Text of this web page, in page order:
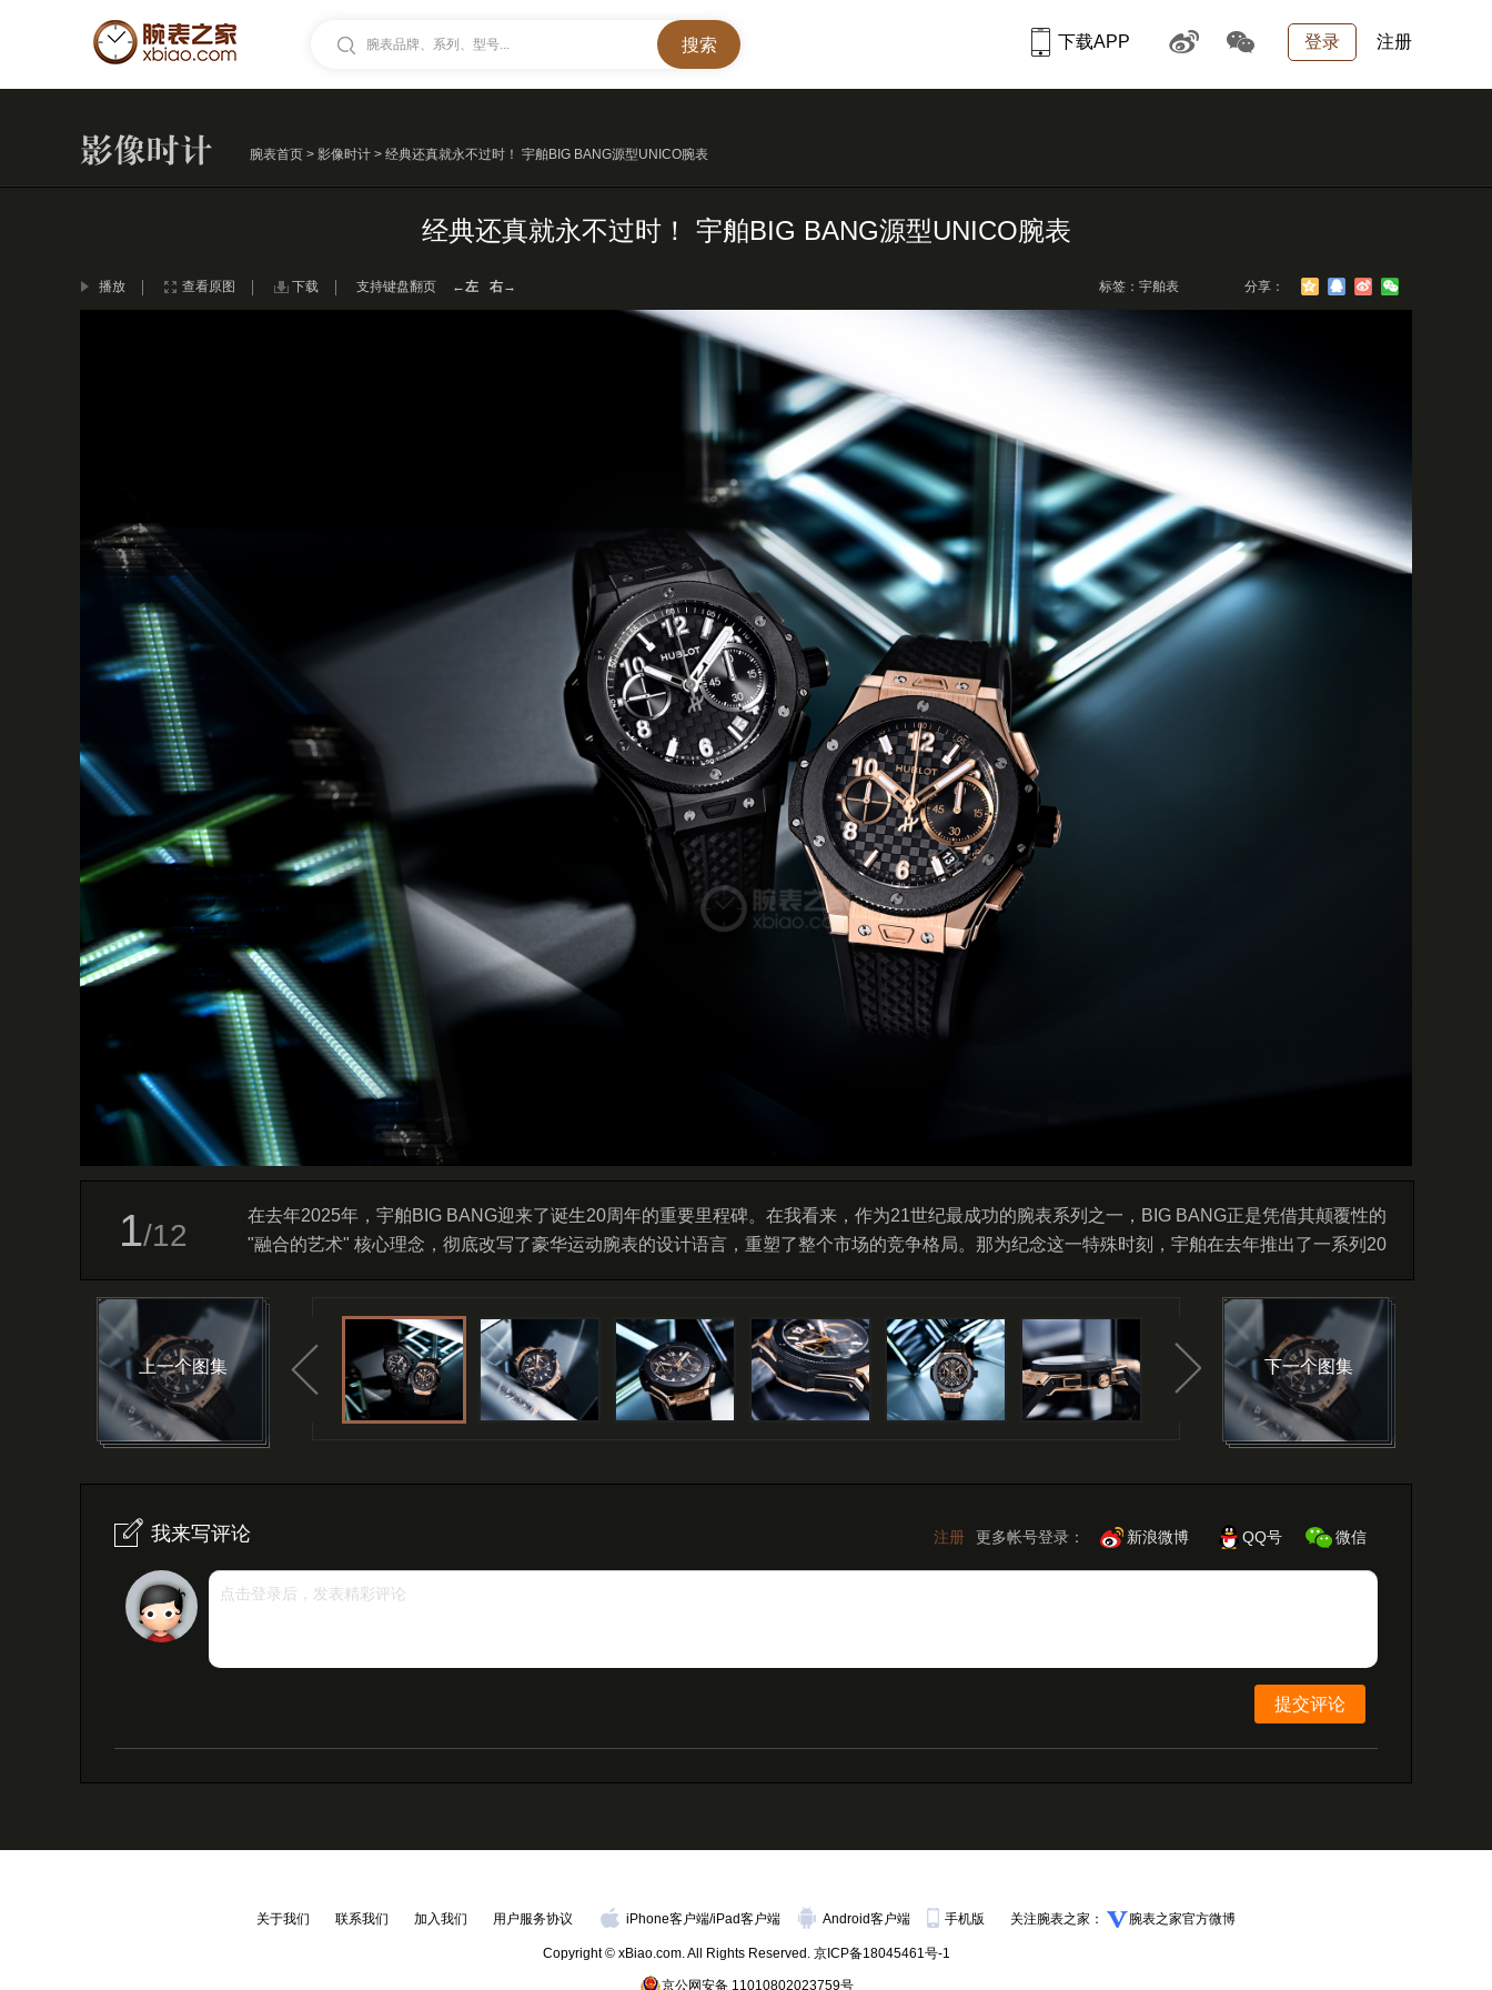
腕表品牌、系列、型号... 登录 注册
下载APP
腕表首页 > 影像时计 > 经典还真就永不过时！ 宇舶BIG BANG源型UNICO腕表
经典还真就永不过时！ 宇舶BIG BANG源型UNICO腕表
播放 查看原图 下载 支持键盘翻页 ←左 右→ 标签：宇舶表 分享：
1/12
在去年2025年，宇舶BIG BANG迎来了诞生20周年的重要里程碑。在我看来，作为21世纪最成功的腕表系列之一，BIG BANG正是凭借其颠覆性的
"融合的艺术" 核心理念，彻底改写了豪华运动腕表的设计语言，重塑了整个市场的竞争格局。那为纪念这一特殊时刻，宇舶在去年推出了一系列20
钟表周上，宇舶表带来了一个重磅好消息，品牌正式将这套备受好评的经典设计做了量产化，推出全新BIG BANG源型UNICO腕表，也不再限量发
售。那下面，我们就通过腕表之家的实拍美图，带大家一同欣赏这系列新作，看看这款诞生于21年前的传奇运动腕表，在2026年以量产形式回归
后，带来了怎样的惊喜。
上一个图集 下一个图集
我来写评论 注册 更多帐号登录： 新浪微博 QQ号 微信
点击登录后，发表精彩评论
提交评论
关于我们 联系我们 加入我们 用户服务协议 iPhone客户端/iPad客户端 Android客户端 手机版 关注腕表之家： 腕表之家官方微博
Copyright © xBiao.com. All Rights Reserved. 京ICP备18045461号-1
京公网安备 11010802023759号